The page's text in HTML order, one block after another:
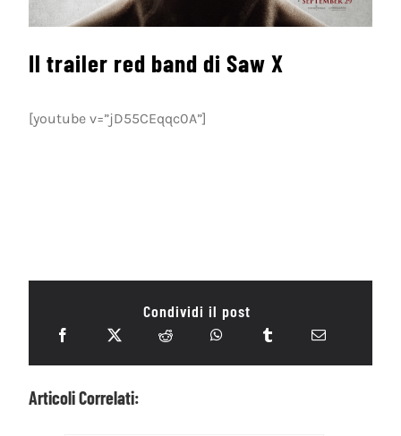
Il trailer red band di Saw X
[youtube v=”jD55CEqqc0A”]
Condividi il post
Articoli Correlati: